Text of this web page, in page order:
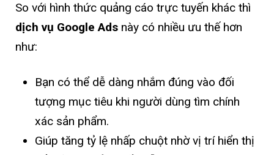
So với hình thức quảng cáo trực tuyến khác thì
dịch vụ Google Ads này có nhiều ưu thế hơn
như:
Bạn có thể dễ dàng nhắm đúng vào đối
tượng mục tiêu khi người dùng tìm chính
xác sản phẩm.
Giúp tăng tỷ lệ nhấp chuột nhờ vị trí hiển thị